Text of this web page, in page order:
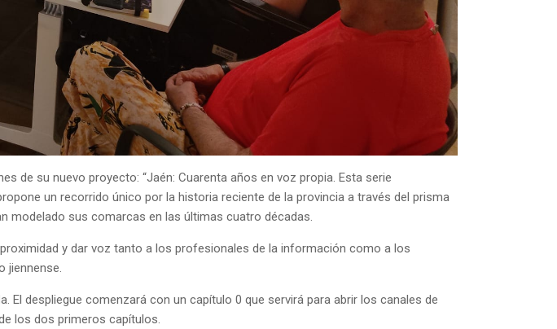
de su nuevo proyecto: “Jaén: Cuarenta años en voz propia. Esta serie
un recorrido único por la historia reciente de la provincia a través del prisma
modelado sus comarcas en las últimas cuatro décadas.
y dar voz tanto a los profesionales de la información como a los
jiennense.
despliegue comenzará con un capítulo 0 que servirá para abrir los canales de
los dos primeros capítulos.